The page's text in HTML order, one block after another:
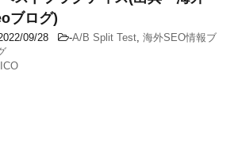
ブログ)
09/28 -A/B Split Test 海外SEO情報ブ
ICO